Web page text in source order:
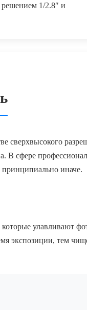
решением 1/2.8″ и
сверхвысокого
В сфере
иначе.
улавливают
экспозиции, тем